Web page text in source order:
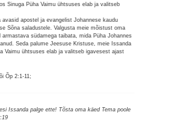
Sinuga Püha Vaimu ühtsuses elab ja valitseb
avasid apostel ja evangelist Johannese kaudu
Sõna saladustele. Valgusta meie mõistust oma
armastava südamega taibata, mida Püha Johannes
Seda palume Jeesuse Kristuse, meie Issanda
Vaimu ühtsuses elab ja valitseb igavesest ajast
Õp 2:1-11;
Issanda palge ette! Tõsta oma käed Tema poole